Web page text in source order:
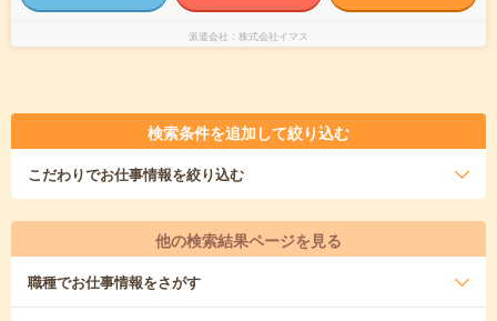
派遣会社 株式会社イマス
検索条件を追加して絞り込む
こだわりでお仕事情報を絞り込む
他の検索結果ページを見る
職種でお仕事情報をさがす